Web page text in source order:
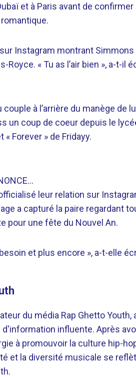
et à Paris avant de
Instagram montrant
Royce. « Tu as l’air bien », a-t-
à l’arrière du manège de
un coup de coeur depuis le
Forever » de Fridayy.
leur relation sur
a capturé la paire regardant
pour une fête du Nouvel An.
et plus encore », a-t-elle
du média Rap Ghetto
influente. Après
à promouvoir la culture hip-
et la diversité musicale se